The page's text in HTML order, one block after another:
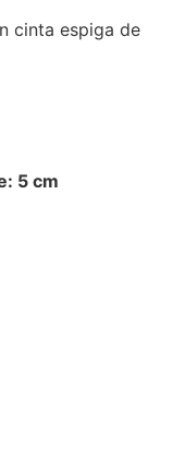
cinta espiga de
5 cm